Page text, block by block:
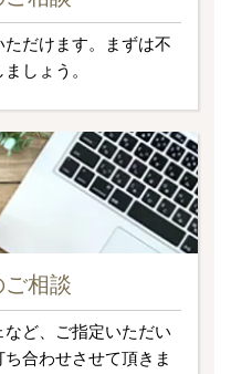
ただけます。まずは不
しょう。
ご相談
ど、ご指定いただい
合わせさせて頂きま